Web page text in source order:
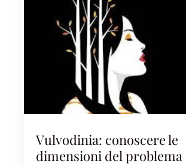
Vulvodinia: conoscere le
dimensioni del problema